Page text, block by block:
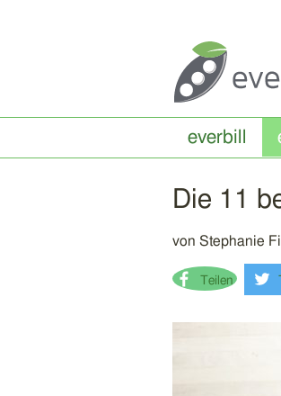
everbill
Die 11
von Stephanie
Teilen